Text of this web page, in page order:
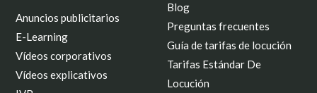
Anuncios publicitarios
E-Learning
Vídeos corporativos
Vídeos explicativos
Blog
Preguntas frecuentes
Guía de tarifas de locución
Tarifas Estándar De
Locución